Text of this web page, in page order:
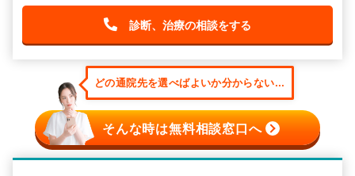
診断、治療の相談をする
どの通院先を選べばよいか分からない...
そんな時は無料相談窓口へ